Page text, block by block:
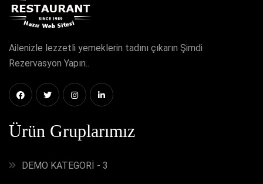
Ailenizle lezzetli yemeklerin tadını çıkarın Şimdi
Rezervasyon Yapın..
Ürün Gruplarımız
DEMO KATEGORİ - 3